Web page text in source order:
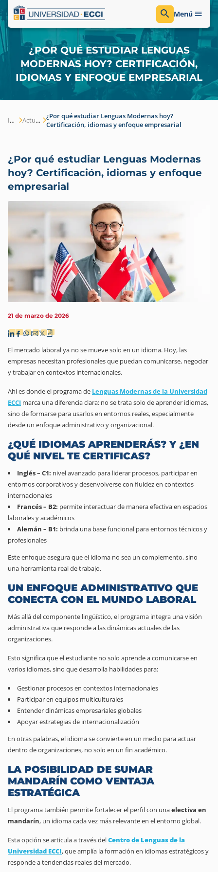
Menú
¿POR QUÉ ESTUDIAR LENGUAS
MODERNAS HOY? CERTIFICACIÓN,
IDIOMAS Y ENFOQUE EMPRESARIAL
Inicio Actualidad
¿Por qué estudiar Lenguas Modernas hoy?
Certificación, idiomas y enfoque empresarial
¿Por qué estudiar Lenguas Modernas
hoy? Certificación, idiomas y enfoque
empresarial
21 de marzo de 2026
El mercado laboral ya no se mueve solo en un idioma. Hoy, las
empresas necesitan profesionales que puedan comunicarse, negociar
y trabajar en contextos internacionales.
Ahí es donde el programa de Lenguas Modernas de la Universidad
ECCI marca una diferencia clara: no se trata solo de aprender idiomas,
sino de formarse para usarlos en entornos reales, especialmente
desde un enfoque administrativo y organizacional.
¿QUÉ IDIOMAS APRENDERÁS? Y ¿EN
QUÉ NIVEL TE CERTIFICAS?
Inglés – C1: nivel avanzado para liderar procesos, participar en
entornos corporativos y desenvolverse con fluidez en contextos
internacionales
Francés – B2: permite interactuar de manera efectiva en espacios
laborales y académicos
Alemán – B1: brinda una base funcional para entornos técnicos y
profesionales
Este enfoque asegura que el idioma no sea un complemento, sino
una herramienta real de trabajo.
UN ENFOQUE ADMINISTRATIVO QUE
CONECTA CON EL MUNDO LABORAL
Más allá del componente lingüístico, el programa integra una visión
administrativa que responde a las dinámicas actuales de las
organizaciones.
Esto significa que el estudiante no solo aprende a comunicarse en
varios idiomas, sino que desarrolla habilidades para:
Gestionar procesos en contextos internacionales
Participar en equipos multiculturales
Entender dinámicas empresariales globales
Apoyar estrategias de internacionalización
En otras palabras, el idioma se convierte en un medio para actuar
dentro de organizaciones, no solo en un fin académico.
LA POSIBILIDAD DE SUMAR
MANDARÍN COMO VENTAJA
ESTRATÉGICA
El programa también permite fortalecer el perfil con unaelectiva en
mandarín, un idioma cada vez más relevante en el entorno global.
Esta opción se articula a través delCentro de Lenguas de la
Universidad ECCI, que amplía la formación en idiomas estratégicos y
responde a tendencias reales del mercado.